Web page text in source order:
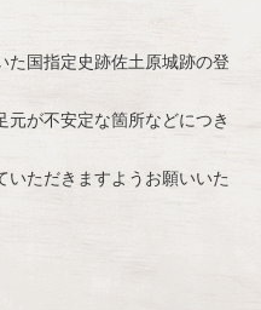
た国指定史跡佐土原城跡の登
元が不安定な箇所などにつき
いただきますようお願いいた